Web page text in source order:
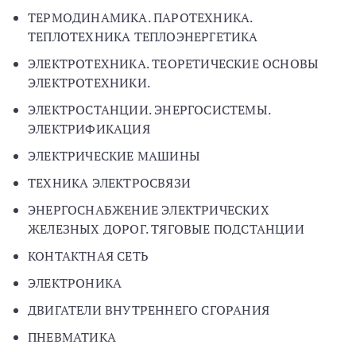
ТЕРМОДИНАМИКА. ПАРОТЕХНИКА.
ТЕПЛОТЕХНИКА ТЕПЛОЭНЕРГЕТИКА
ЭЛЕКТРОТЕХНИКА. ТЕОРЕТИЧЕСКИЕ ОСНОВЫ
ЭЛЕКТРОТЕХНИКИ.
ЭЛЕКТРОСТАНЦИИ. ЭНЕРГОСИСТЕМЫ.
ЭЛЕКТРИФИКАЦИЯ
ЭЛЕКТРИЧЕСКИЕ МАШИНЫ
ТЕХНИКА ЭЛЕКТРОСВЯЗИ
ЭНЕРГОСНАБЖЕНИЕ ЭЛЕКТРИЧЕСКИХ
ЖЕЛЕЗНЫХ ДОРОГ. ТЯГОВЫЕ ПОДСТАНЦИИ
КОНТАКТНАЯ СЕТЬ
ЭЛЕКТРОНИКА
ДВИГАТЕЛИ ВНУТРЕННЕГО СГОРАНИЯ
ПНЕВМАТИКА